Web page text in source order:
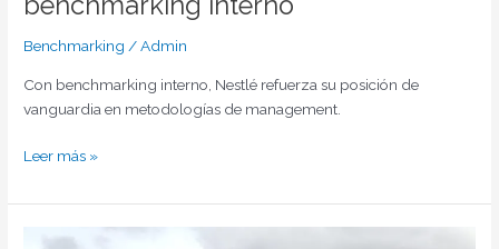
Benchmarking /Admin
Con benchmarking interno, Nestlé refuerza su posición de
vanguardia en metodologías de management.
Leer más »
Oportunidades